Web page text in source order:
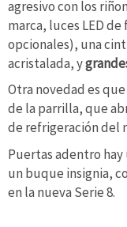
agresivo con los
marca, luces LED
opcionales), una
acristalada, y
Otra novedad es
de la parrilla, que
de refrigeración del
Puertas adentro
un buque insignia,
en la nueva Serie 8.